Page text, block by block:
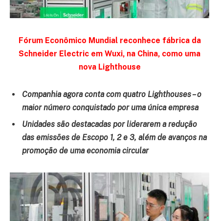
Fórum Econômico Mundial reconhece fábrica da
Schneider Electric em Wuxi, na China, como uma
nova Lighthouse
Companhia agora conta com quatro Lighthouses – o
maior número conquistado por uma única empresa
Unidades são destacadas por liderarem a redução
das emissões de Escopo 1, 2 e 3, além de avanços na
promoção de uma economia circular